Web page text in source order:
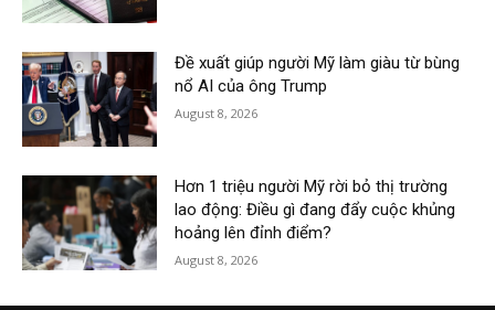
Đề xuất giúp người Mỹ làm giàu từ bùng
nổ AI của ông Trump
August 8, 2026
Hơn 1 triệu người Mỹ rời bỏ thị trường
lao động: Điều gì đang đẩy cuộc khủng
hoảng lên đỉnh điểm?
August 8, 2026